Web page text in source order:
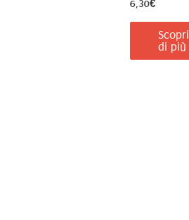
6,30€
Scopri
di più